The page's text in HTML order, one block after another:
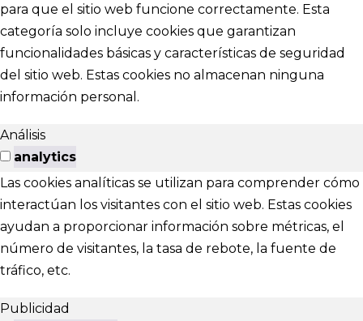
para que el sitio web funcione correctamente. Esta
categoría solo incluye cookies que garantizan
funcionalidades básicas y características de seguridad
del sitio web. Estas cookies no almacenan ninguna
información personal.
Análisis
analytics
Las cookies analíticas se utilizan para comprender cómo
interactúan los visitantes con el sitio web. Estas cookies
ayudan a proporcionar información sobre métricas, el
número de visitantes, la tasa de rebote, la fuente de
tráfico, etc.
Publicidad